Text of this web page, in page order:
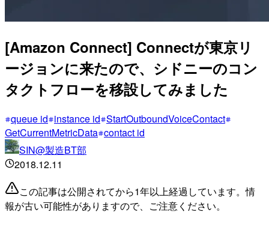
[Amazon Connect] Connectが東京リ
ージョンに来たので、シドニーのコン
タクトフローを移設してみました
queue id instance id StartOutboundVoiceContact
GetCurrentMetricData contact id
SIN@製造BT部
2018.12.11
この記事は公開されてから1年以上経過しています。情
報が古い可能性がありますので、ご注意ください。